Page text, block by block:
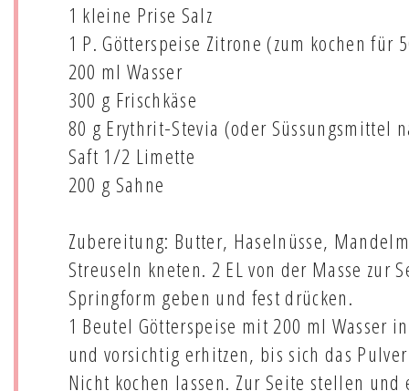
1 kleine Prise Salz
1 P. Götterspeise Zitrone (zum kochen für
200 ml Wasser
300 g Frischkäse
80 g Erythrit-Stevia (oder Süssungsmittel
Saft 1/2 Limette
200 g Sahne
Zubereitung: Butter, Haselnüsse,
Streuseln kneten. 2 EL von der Masse zur
Springform geben und fest drücken.
1 Beutel Götterspeise mit 200 ml Wasser
und vorsichtig erhitzen, bis sich das
Nicht kochen lassen. Zur Seite stellen